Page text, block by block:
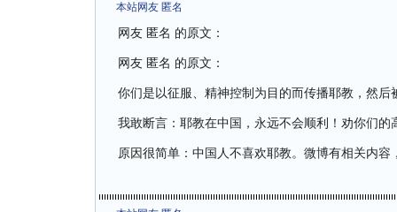
本站网友 匿名
网友 匿名 的原文：
网友 匿名 的原文：
你们是以征服、精神控制为目的而传播耶教，然后
我敢断言：耶教在中国，永远不会顺利！劝你们的
原因很简单：中国人不喜欢耶教。微博有相关内容